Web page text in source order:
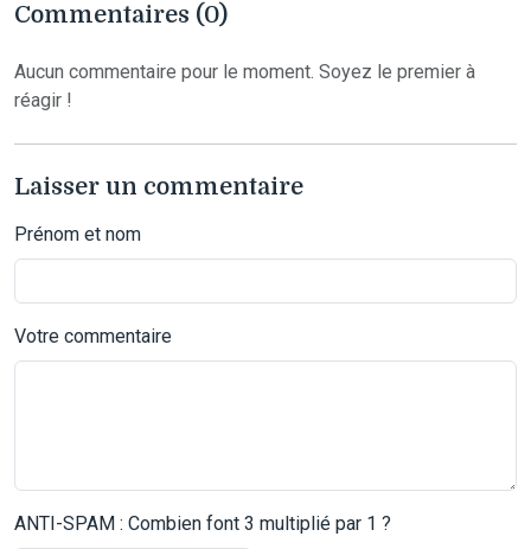
Commentaires (0)
Aucun commentaire pour le moment. Soyez le premier à
réagir !
Laisser un commentaire
Prénom et nom
Votre commentaire
ANTI-SPAM : Combien font 3 multiplié par 1 ?